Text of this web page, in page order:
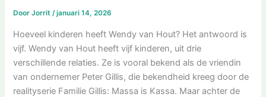
DoorJorrit/januari 14, 2026
Hoeveel kinderen heeft Wendy van Hout? Het antwoord is
vijf. Wendy van Hout heeft vijf kinderen, uit drie
verschillende relaties. Ze is vooral bekend als de vriendin
van ondernemer Peter Gillis, die bekendheid kreeg door de
realityserie Familie Gillis: Massa is Kassa. Maar achter de